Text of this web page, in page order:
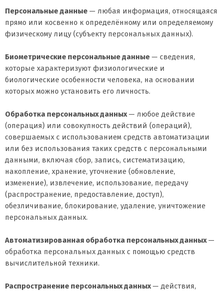
Персональные данные — любая информация, относящаяся
прямо или косвенно к определённому или определяемому
физическому лицу (субъекту персональных данных).
Биометрические персональные данные — сведения,
которые характеризуют физиологические и
биологические особенности человека, на основании
которых можно установить его личность.
Обработка персональных данных— любое действие
(операция) или совокупность действий (операций),
совершаемых с использованием средств автоматизации
или без использования таких средств с персональными
данными, включая сбор, запись, систематизацию,
накопление, хранение, уточнение (обновление,
изменение), извлечение, использование, передачу
(распространение, предоставление, доступ),
обезличивание, блокирование, удаление, уничтожение
персональных данных.
Автоматизированная обработка персональных данных—
обработка персональных данных с помощью средств
вычислительной техники.
Распространение персональных данных— действия,